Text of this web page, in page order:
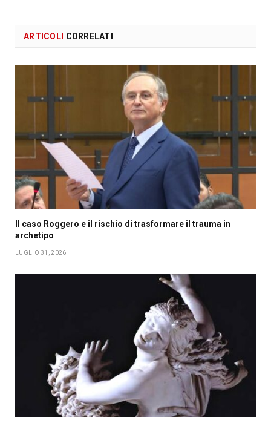
ARTICOLI CORRELATI
Il caso Roggero e il rischio di trasformare il trauma in
archetipo
LUGLIO 31, 2026